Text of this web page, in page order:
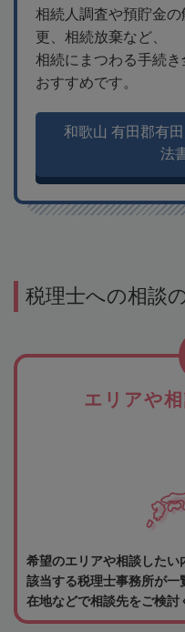
相続人調査や預貯金
更、相続放棄など、
相続にまつわる手続
おすすめです。
和歌山 有田郡有
法
税理士への相談
エリアや
希望のエリアや相談したい
該当する税理士事務所が
在地などで相談先をご検討